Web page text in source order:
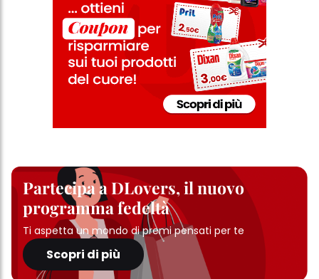
Partecipa a DLovers, il nuovo
programma fedeltà
Ti aspetta un mondo di premi pensati per te
Scopri di più